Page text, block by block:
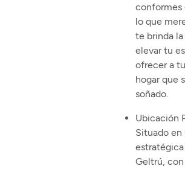
conformes
lo que
te brinda
elevar tu
ofrecer a
hogar que
soñado.
Ubicación
Situado en
Geltrú,